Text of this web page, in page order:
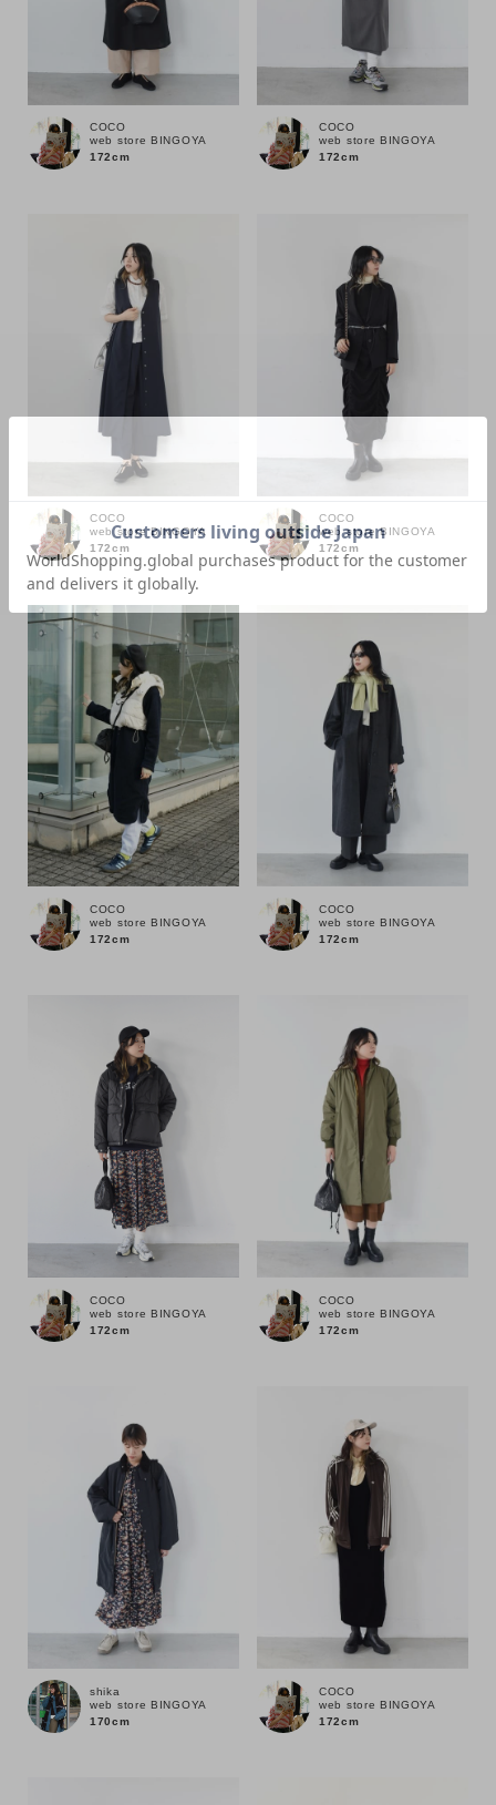
価格
商品タイプ
通常商品 予約商品
セール価格
在庫
在庫あり 在庫なし含む
COCO
web store BINGOYA
172cm
COCO
web store BINGOYA
172cm
COCO
web store BINGOYA
172cm
COCO
web store BINGOYA
172cm
COCO
web store BINGOYA
172cm
COCO
web store BINGOYA
172cm
COCO
web store BINGOYA
172cm
COCO
web store BINGOYA
172cm
shika
web store BINGOYA
170cm
COCO
web store BINGOYA
172cm